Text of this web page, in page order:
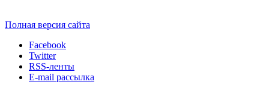
Полная версия сайта
Facebook
Twitter
RSS-ленты
E-mail рассылка